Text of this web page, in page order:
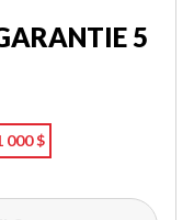
5
000 $